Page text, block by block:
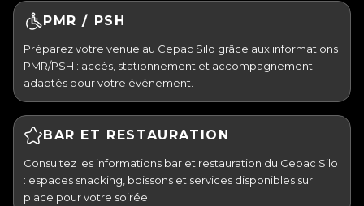
PMR / PSH
Préparez votre venue au Cepac Silo grâce aux informations
PMR/PSH : accès, stationnement et accompagnement
adaptés pour votre événement.
BAR ET RESTAURATION
Consultez les informations bar et restauration du Cepac Silo
: espaces snacking, boissons et services disponibles sur
place pour votre soirée.